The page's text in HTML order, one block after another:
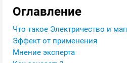
Оглавление
Что такое Электричество и
Эффект от применения
Мнение эксперта